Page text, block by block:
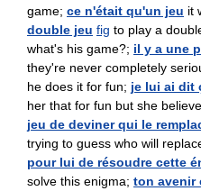
game; ce n'était qu'un jeu it
double jeu fig to play a
what's his game?; il y a une
they're never completely
he does it for fun; je lui ai dit
her that for fun but she
jeu de deviner qui le
trying to guess who will
pour lui de résoudre cette
solve this enigma; ton avenir